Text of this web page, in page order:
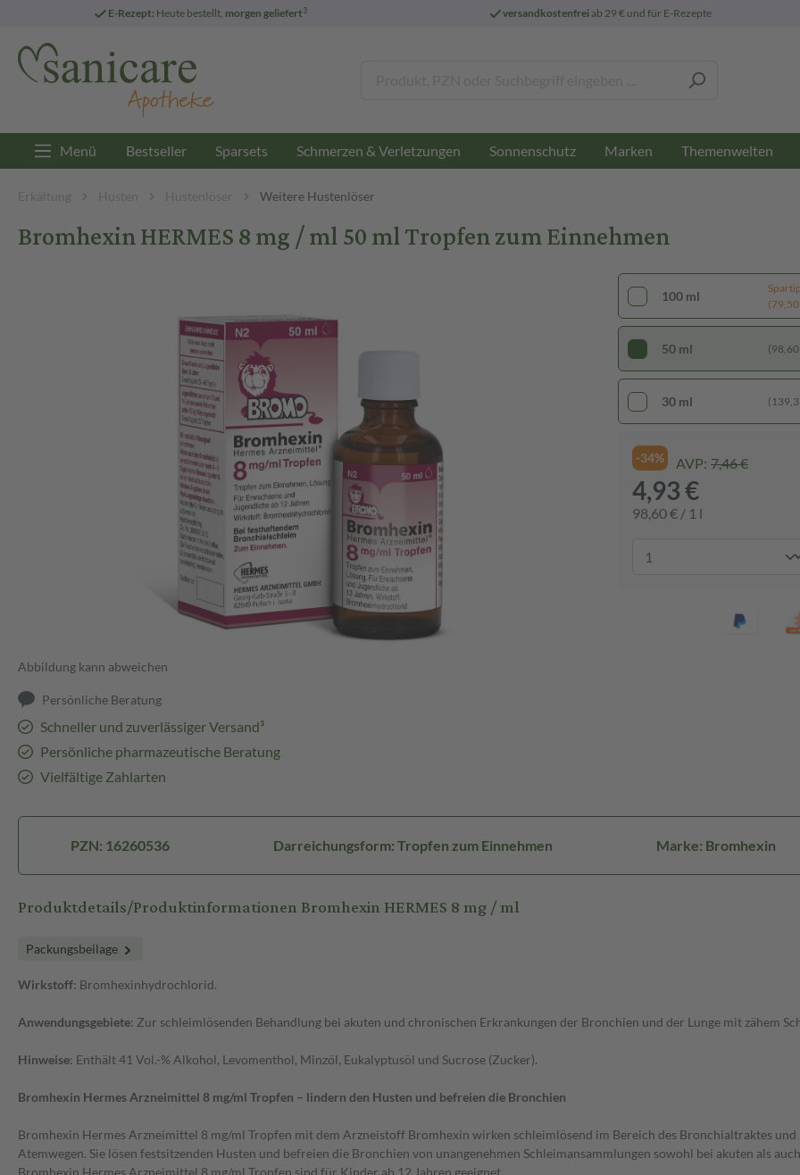
E-Rezept: Heute bestellt, morgen geliefert3 versandkostenfreiab 29 € und für E-Rezepte
Menü Bestseller Sparsets Schmerzen & Verletzungen Sonnenschutz Marken Themenwelten
Erkältung Husten Hustenlöser Weitere Hustenlöser
Bromhexin HERMES 8 mg / ml 50 ml Tropfen zum Einnehmen
Abbildung kann abweichen
Persönliche Beratung
Schneller und zuverlässiger Versand³
Persönliche pharmazeutische Beratung
Vielfältige Zahlarten
100 ml
(79,50
50 ml (98,60
30 ml
-34% AVP: 7,46 €
4,93 €
98,60 € / 1 l
PZN: 16260536 Darreichungsform: Tropfen zum Einnehmen Marke: Bromhexin
Produktdetails/Produktinformationen Bromhexin HERMES 8 mg / ml
Packungsbeilage
Wirkstoff: Bromhexinhydrochlorid.
Anwendungsgebiete: Zur schleimlösenden Behandlung bei akuten und chronischen Erkrankungen der Bronchien und der Lunge mit zähem
Hinweise: Enthält 41 Vol.-% Alkohol, Levomenthol, Minzöl, Eukalyptusöl und Sucrose (Zucker).
Bromhexin Hermes Arzneimittel 8 mg/ml Tropfen – lindern den Husten und befreien die Bronchien
Bromhexin Hermes Arzneimittel 8 mg/ml Tropfen mit dem Arzneistoff Bromhexin wirken schleimlösend im Bereich des Bronchialtraktes
Atemwegen. Sie lösen festsitzenden Husten und befreien die Bronchien von unangenehmen Schleimansammlungen sowohl bei akuten als
Bromhexin Hermes Arzneimittel 8 mg/ml Tropfen sind für Kinder ab 12 Jahren geeignet.